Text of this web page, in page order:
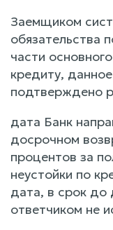
Заемщиком
обязательства
части
кредиту,
подтверждено
дата Банк
досрочном
процентов за
неустойки по
дата, в срок до
ответчиком не